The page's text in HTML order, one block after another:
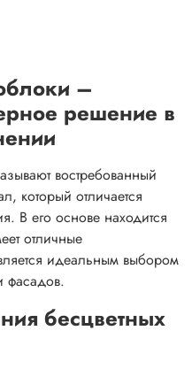
–
решение в
востребованный
который отличается
В его основе находится
отличные
идеальным выбором
фасадов.
бесцветных